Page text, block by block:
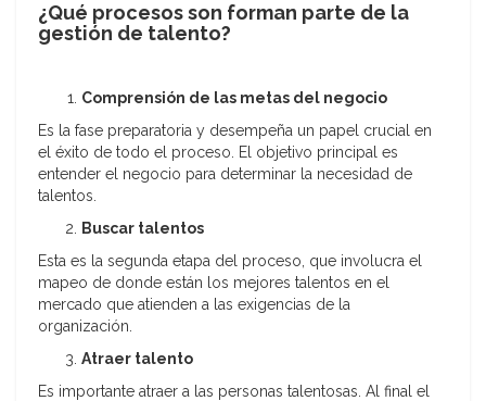
¿Qué procesos son forman parte de la
gestión de talento?
Comprensión de las metas del negocio
Es la fase preparatoria y desempeña un papel crucial en
el éxito de todo el proceso. El objetivo principal es
entender el negocio para determinar la necesidad de
talentos.
Buscar talentos
Esta es la segunda etapa del proceso, que involucra el
mapeo de donde están los mejores talentos en el
mercado que atienden a las exigencias de la
organización.
Atraer talento
Es importante atraer a las personas talentosas. Al final el